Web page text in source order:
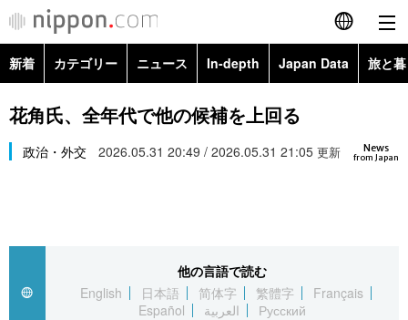
English
简体字
繁體字
العربية
新着 カテゴリー ニュース In-depth Japan Data 旅と
政治・外交
経済・ビジネス
社会
文化
Images
お知らせ
花角氏、全年代で他の候補を上回る
News
from Japan
政治・外交 2026.05.31 20:49 / 2026.05.31 21:05 更新
他の言語で読む
English
日本語 简体字 繁體字
Français
Español
العربية Русский